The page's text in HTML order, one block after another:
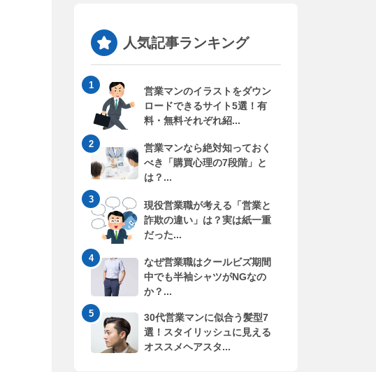
人気記事ランキング
営業マンのイラストをダウン
ロードできるサイト5選！有
料・無料それぞれ紹...
営業マンなら絶対知っておく
べき「購買心理の7段階」と
は？...
現役営業職が考える「営業と
詐欺の違い」は？実は紙一重
だった...
なぜ営業職はクールビズ期間
中でも半袖シャツがNGなの
か？...
30代営業マンに似合う髪型7
選！スタイリッシュに見える
オススメヘアスタ...